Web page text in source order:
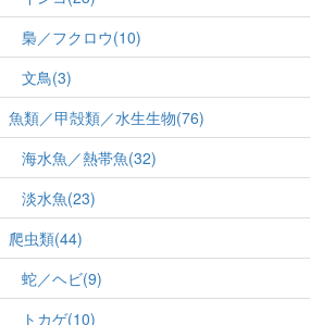
梟／フクロウ(10)
文鳥(3)
魚類／甲殻類／水生生物(76)
海水魚／熱帯魚(32)
淡水魚(23)
爬虫類(44)
蛇／ヘビ(9)
トカゲ(10)